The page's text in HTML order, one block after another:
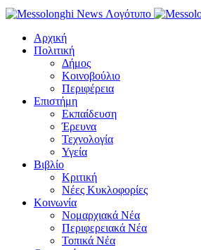
Αρχική
Πολιτική
Δήμος
Κοινοβούλιο
Περιφέρεια
Επιστήμη
Εκπαίδευση
Έρευνα
Τεχνολογία
Υγεία
Βιβλίο
Κριτική
Νέες Κυκλοφορίες
Κοινωνία
Νομαρχιακά Νέα
Περιφερειακά Νέα
Τοπικά Νέα